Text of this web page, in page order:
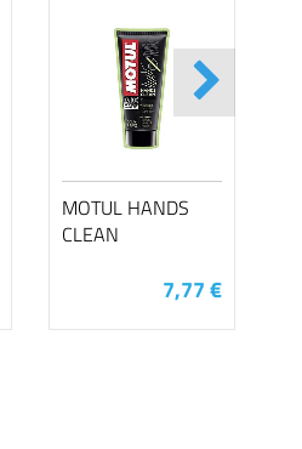
MOTUL HANDS
CLEAN
7,77 €